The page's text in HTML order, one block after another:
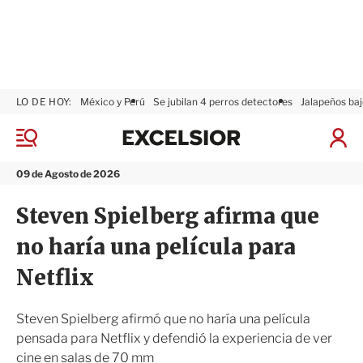
M
n
09 de Agosto de 2026
LO DE HOY: México y Perú Se jubilan 4 perros detectores Jalapeños
I
x
i
r
Steven Spielberg afirma que
no haría una película para
Netflix
Steven Spielberg afirmó que no haría una película
pensada para Netflix y defendió la experiencia de ver
cine en salas de 70 mm